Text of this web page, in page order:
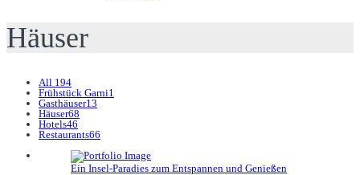
Häuser
All 194
Frühstück Garni1
Gasthäuser13
Häuser68
Hotels46
Restaurants66
Ein Insel-Paradies zum Entspannen und Genießen